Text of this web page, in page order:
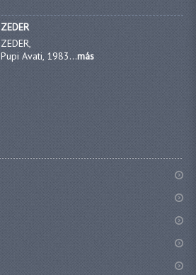
ZEDER
ZEDER,
Pupi Avati, 1983...más